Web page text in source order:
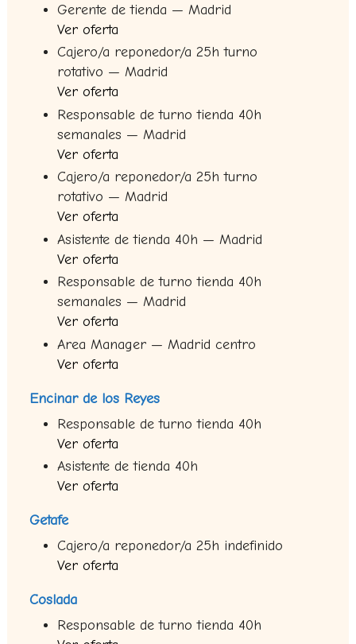
Gerente de tienda — Madrid
Ver oferta
Cajero/a reponedor/a 25h turno
rotativo — Madrid
Ver oferta
Responsable de turno tienda 40h
semanales — Madrid
Ver oferta
Cajero/a reponedor/a 25h turno
rotativo — Madrid
Ver oferta
Asistente de tienda 40h — Madrid
Ver oferta
Responsable de turno tienda 40h
semanales — Madrid
Ver oferta
Area Manager — Madrid centro
Ver oferta
Encinar de los Reyes
Responsable de turno tienda 40h
Ver oferta
Asistente de tienda 40h
Ver oferta
Getafe
Cajero/a reponedor/a 25h indefinido
Ver oferta
Coslada
Responsable de turno tienda 40h